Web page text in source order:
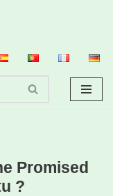
Promised
?